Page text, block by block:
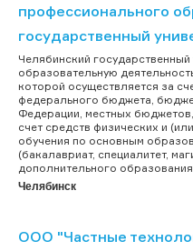
профессионального
государственный
Челябинский государственный
образовательную
которой осуществляется за
федерального бюджета,
Федерации, местных
счет средств физических и
обучения по основным
(бакалавриат, специалитет,
дополнительного образования.
Челябинск
ООО "Частные